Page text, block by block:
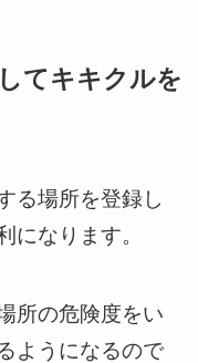
てキキクルを
る場所を登録し
になります。
所の危険度をい
ようになるので